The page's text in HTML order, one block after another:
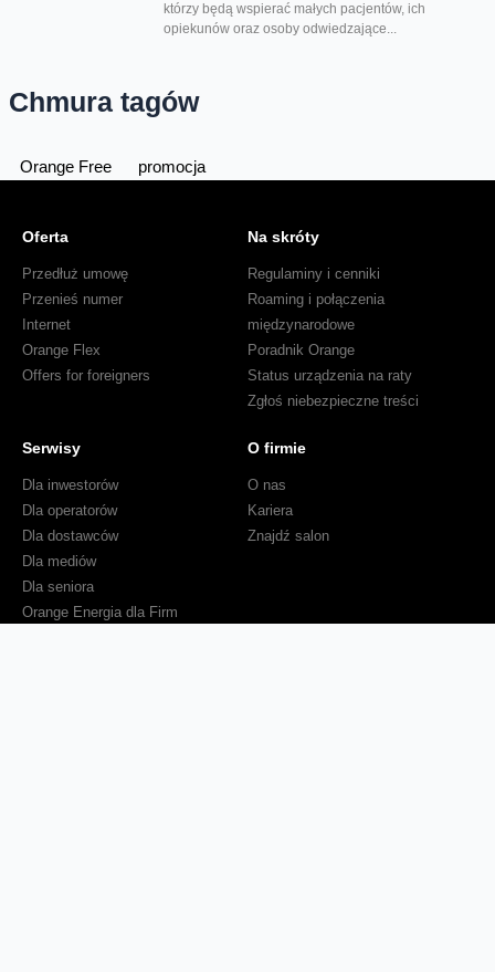
którzy będą wspierać małych pacjentów, ich
opiekunów oraz osoby odwiedzające...
Chmura tagów
Orange Free promocja
Oferta
Przedłuż umowę
Przenieś numer
Internet
Orange Flex
Offers for foreigners
Na skróty
Regulaminy i cenniki
Roaming i połączenia
międzynarodowe
Poradnik Orange
Status urządzenia na raty
Zgłoś niebezpieczne treści
Serwisy
Dla inwestorów
Dla operatorów
Dla dostawców
Dla mediów
Dla seniora
Orange Energia dla Firm
O firmie
O nas
Kariera
Znajdź salon